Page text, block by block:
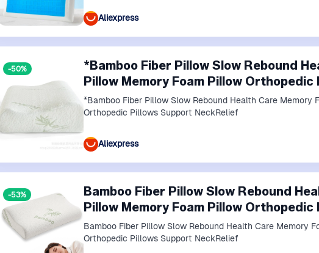
Aliexpress
-50%
*Bamboo Fiber Pillow Slow Rebound
Pillow Memory Foam Pillow
*Bamboo Fiber Pillow Slow Rebound Health Care Memory
Orthopedic Pillows Support NeckRelief
Aliexpress
-53%
Bamboo Fiber Pillow Slow Rebound
Pillow Memory Foam Pillow
Bamboo Fiber Pillow Slow Rebound Health Care Memory
Orthopedic Pillows Support NeckRelief